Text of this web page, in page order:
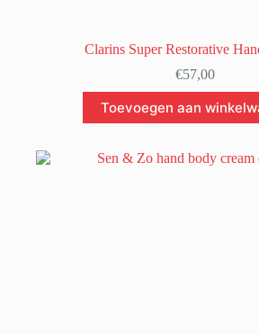
Clarins Super Restorative
€57,00
Toevoegen aan